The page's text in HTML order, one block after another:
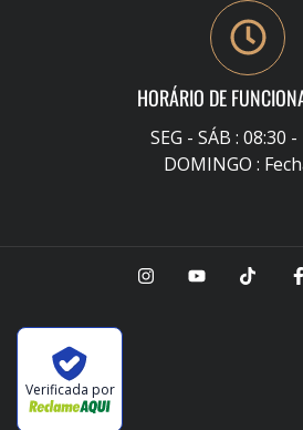
HORÁRIO DE
SEG - SÁB : 08:30 -
DOMINGO :
Verificada por